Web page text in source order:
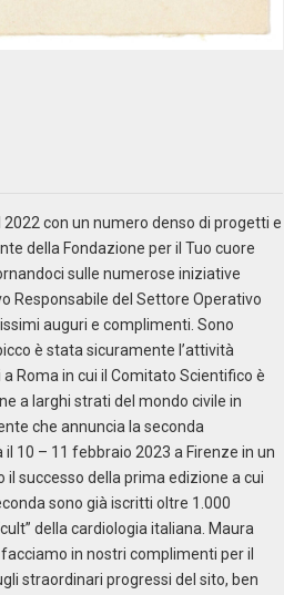
con un numero denso di progetti e
della Fondazione per il Tuo cuore
sulle numerose iniziative
Responsabile del Settore Operativo
auguri e complimenti. Sono
è stata sicuramente l’attività
Roma in cui il Comitato Scientifico è
a larghi strati del mondo civile in
che annuncia la seconda
10 – 11 febbraio 2023 a Firenze in un
il successo della prima edizione a cui
sono già iscritti oltre 1.000
della cardiologia italiana. Maura
in nostri complimenti per il
straordinari progressi del sito, ben